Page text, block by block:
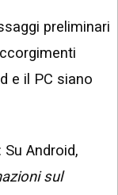
preliminari
e il PC siano
: Su Android,
sul